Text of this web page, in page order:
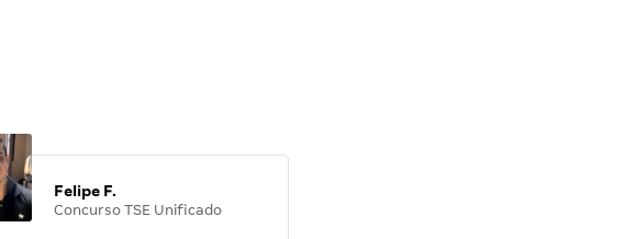
Felipe F.
Concurso TSE Unificado